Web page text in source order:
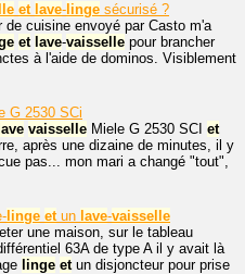
et lave- linge sécurisé ?
cuisine envoyé par Casto m'a
et lave-vaisselle pour brancher
à l'aide de dominos. Visiblement
G 2530 SCi
lave vaisselle Miele G 2530 SCI et
après une dizaine de minutes, il y
pas... mon mari a changé "tout",
linge etun lave-vaisselle
une maison, sur le tableau
63A de type A il y avait là
linge etun disjoncteur pour prise